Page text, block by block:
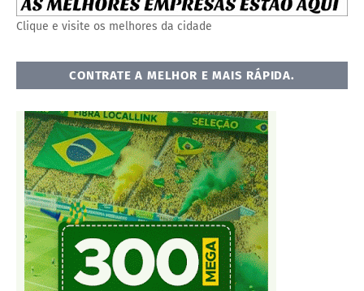
Clique e visite os melhores da cidade
CONTRATE A MELHOR E MAIS RÁPIDA.